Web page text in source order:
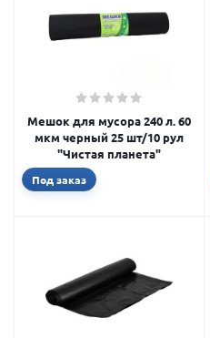
Мешок для мусора 240 л. 60
мкм черный 25 шт/10 рул
"Чистая планета"
Под заказ